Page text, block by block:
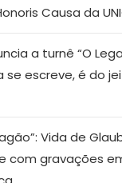
Causa da
a turnê “O
se escreve, é do
Vida de
com gravações